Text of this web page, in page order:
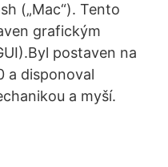
(„Mac“). Tento
grafickým
postaven na
a disponoval
a myší.